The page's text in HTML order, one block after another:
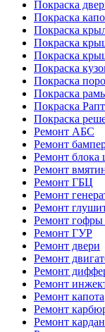
Покраска
Покраска
Покраска
Покраска
Покраска
Покраска
Покраска
Покраска
Покраска
Покраска
Ремонт АБС
Ремонт
Ремонт блока
Ремонт
Ремонт ГБЦ
Ремонт
Ремонт
Ремонт гофры
Ремонт ГУР
Ремонт двери
Ремонт
Ремонт
Ремонт
Ремонт капота
Ремонт
Ремонт